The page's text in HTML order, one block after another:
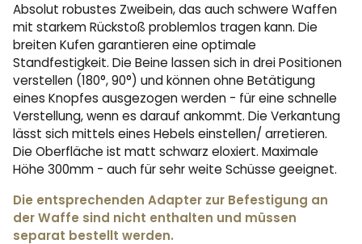
Absolut robustes Zweibein, das auch schwere Waffen
mit starkem Rückstoß problemlos tragen kann. Die
breiten Kufen garantieren eine optimale
Standfestigkeit. Die Beine lassen sich in drei Positionen
verstellen (180°, 90°) und können ohne Betätigung
eines Knopfes ausgezogen werden - für eine schnelle
Verstellung, wenn es darauf ankommt. Die Verkantung
lässt sich mittels eines Hebels einstellen/ arretieren.
Die Oberfläche ist matt schwarz eloxiert. Maximale
Höhe 300mm - auch für sehr weite Schüsse geeignet.
Die entsprechenden Adapter zur Befestigung an
der Waffe sind nicht enthalten und müssen
separat bestellt werden.